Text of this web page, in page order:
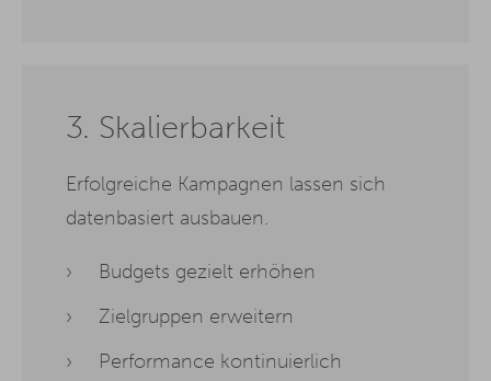
3. Skalierbarkeit
Erfolgreiche Kampagnen lassen sich
datenbasiert ausbauen.
Budgets gezielt erhöhen
Zielgruppen erweitern
Performance kontinuierlich